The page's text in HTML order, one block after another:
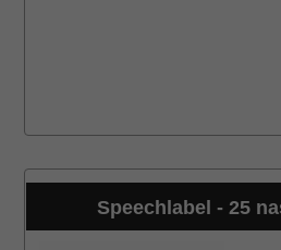
Speechlabel - 25